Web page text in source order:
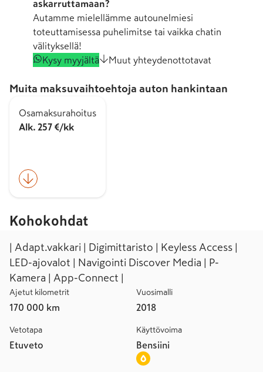
askarruttamaan?
Autamme mielellämme autounelmiesi
toteuttamisessa puhelimitse tai vaikka chatin
välityksellä!
Kysy myyjältä
Muut yhteydenottotavat
Muita maksuvaihtoehtoja auton hankintaan
Osamaksurahoitus
Alk. 257 €/kk
Kohokohdat
| Adapt.vakkari | Digimittaristo | Keyless Access |
LED-ajovalot | Navigointi Discover Media | P-
Kamera | App-Connect |
Ajetut kilometrit
170 000 km
Vuosimalli
2018
Vetotapa
Etuveto
Käyttövoima
Bensiini